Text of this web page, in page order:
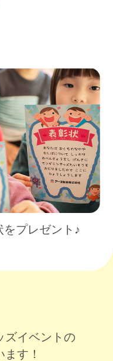
プレゼント♪
ズイベントの
す！